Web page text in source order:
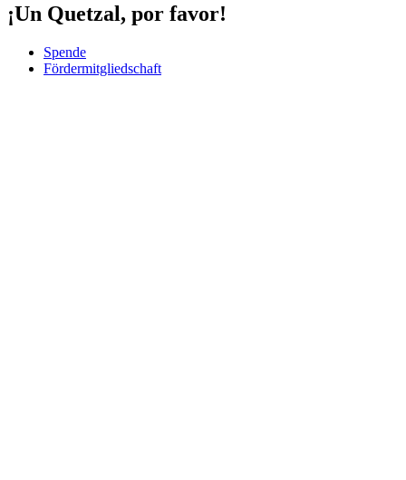
¡Un Quetzal, por favor!
Spende
Fördermitgliedschaft